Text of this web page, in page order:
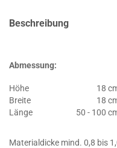
Beschreibung
Abmessung:
Höhe
18
Breite
18
Länge
50 - 100
Materialdicke mind. 0,8 bis